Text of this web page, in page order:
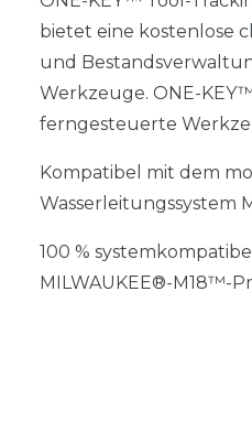
bietet eine kostenlose
und
Werkzeuge. ONE-
ferngesteuerte
Kompatibel mit dem
Wasserleitungssystem
100 %
MILWAUKEE®-M18™-